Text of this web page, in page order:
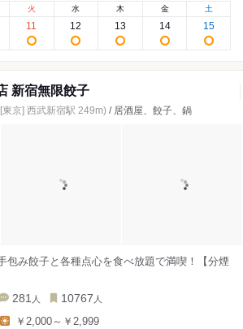
火
11
水
12
木
13
金
14
土
15
新宿無限餃子
東京] 西武新宿駅 249m) / 居酒屋、餃子、鍋
包み餃子と各種点心を食べ放題で満喫！【分煙
281 人 10767 人
￥2,000～￥2,999